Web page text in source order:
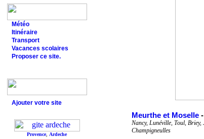
Météo
Itinéraire
Transport
Vacances scolaires
Proposer ce site.
Ajouter votre site
Provence, Ardeche
Meurthe et Moselle
Nancy, Lunéville, Toul, Briey,
Champigneulles